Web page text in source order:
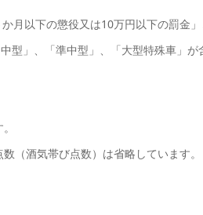
月以下の懲役又は10万円以下の罰金」
型」、「準中型」、「大型特殊車」
（酒気帯び点数）は省略しています。